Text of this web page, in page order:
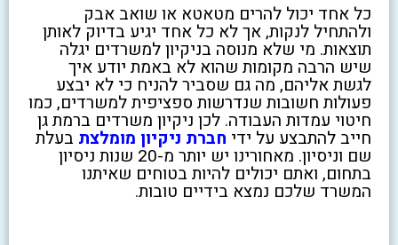
כל אחד יכול להרים מטאטא או שואב אבק
ולהתחיל לנקות, אך לא כל אחד יגיע בדיוק לאותן
תוצאות. מי שלא מנוסה בניקיון למשרדים יגלה
שיש הרבה מקומות שהוא לא באמת יודע איך
לגשת אליהם, מה גם שסביר להניח כי לא יבצע
פעולות חשובות שנדרשות ספציפית למשרדים, כמו
חיטוי עמדות העבודה. לכן ניקיון משרדים ברמת גן
חייב להתבצע על ידי חברת ניקיון מומלצת בעלת
שם וניסיון. מאחורינו יש יותר מ-20 שנות ניסיון
בתחום, ואתם יכולים להיות בטוחים שאיתנו
המשרד שלכם נמצא בידיים טובות.